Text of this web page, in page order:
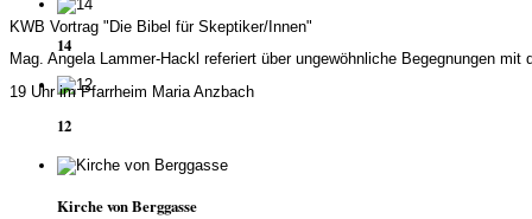
14
12
Kirche von Berggasse
KWB Vortrag "Die Bibel für Skeptiker/Innen"
Mag. Angela Lammer-Hackl referiert über ungewöhnliche Begegnungen mit
19 Uhr im Pfarrheim Maria Anzbach